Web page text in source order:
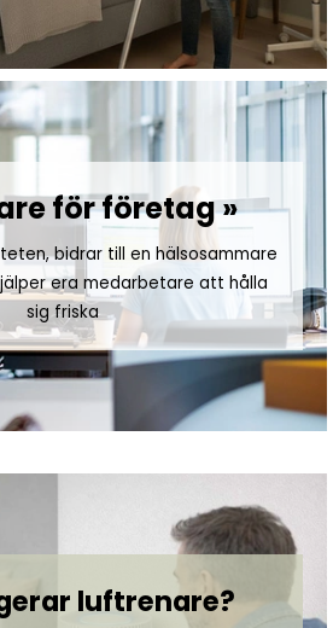
för företag »
bidrar till en hälsosammare
era medarbetare att hålla
sig friska
luftrenare?